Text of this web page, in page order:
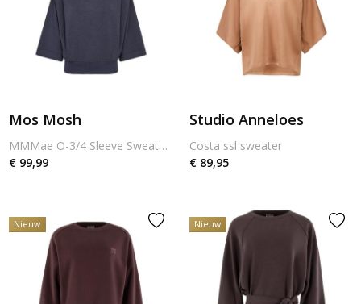
Mos Mosh
MMMae O-3/4 Sleeve Sweatshirt
€ 99,99
Studio Anneloes
Costa ssl sweater
€ 89,95
Nieuw Nieuw